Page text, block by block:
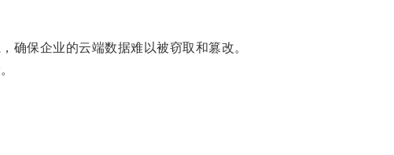
保企业的云端数据难以被窃取和篡改。